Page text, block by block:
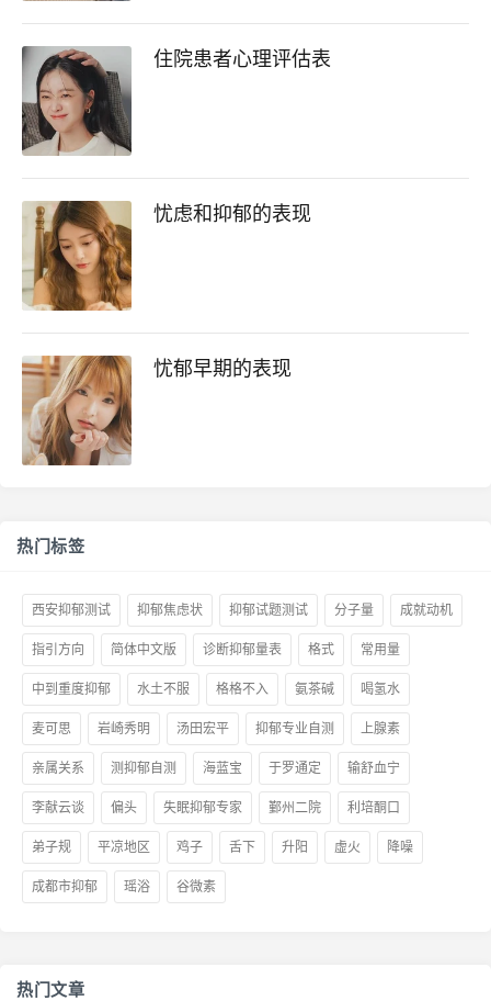
住院患者心理评估表
忧虑和抑郁的表现
忧郁早期的表现
热门标签
西安抑郁测试 抑郁焦虑状 抑郁试题测试 分子量 成就动机
指引方向 简体中文版 诊断抑郁量表 格式 常用量
中到重度抑郁 水土不服 格格不入 氨茶碱 喝氢水
麦可思 岩崎秀明 汤田宏平 抑郁专业自测 上腺素
亲属关系 测抑郁自测 海蓝宝 于罗通定 输舒血宁
李献云谈 偏头 失眠抑郁专家 鄞州二院 利培酮口
弟子规 平凉地区 鸡子 舌下 升阳 虚火 降噪
成都市抑郁 瑶浴 谷微素
热门文章